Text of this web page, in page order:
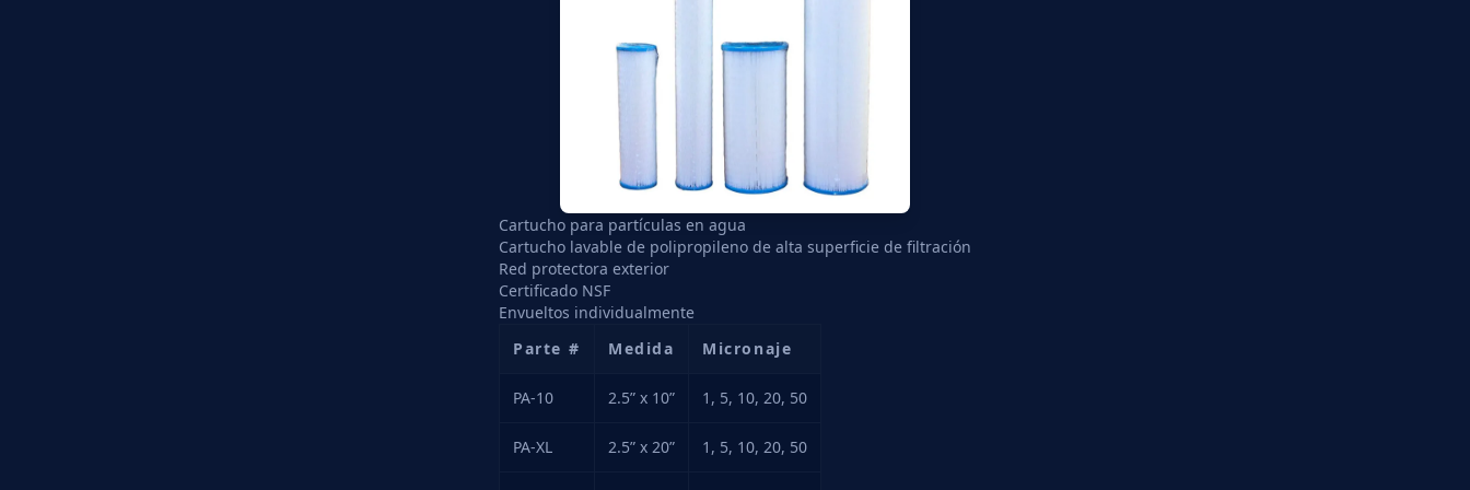
Cartucho para partículas en agua
Cartucho lavable de polipropileno de alta superficie de filtración
Red protectora exterior
Certificado NSF
Envueltos individualmente
Parte #
Medida Micronaje
PA-10 2.5” x 10” 1, 5, 10, 20, 50
PA-XL 2.5” x 20” 1, 5, 10, 20, 50